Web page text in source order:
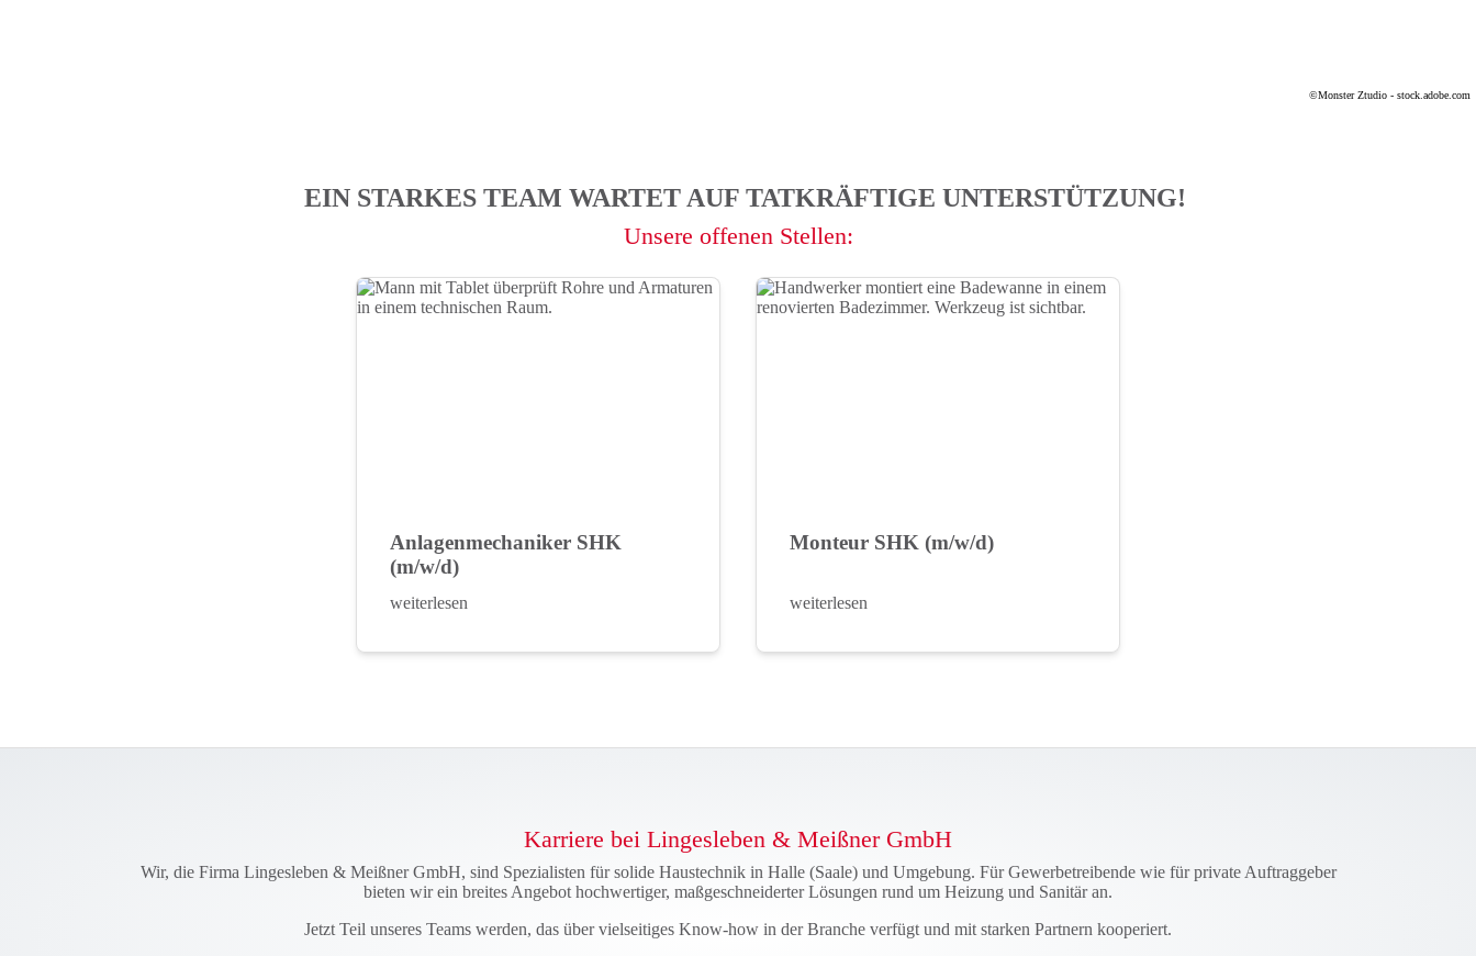
©Monster Ztudio - stock.adobe.com
EIN STARKES TEAM WARTET AUF TATKRÄFTIGE UNTERSTÜTZUNG!
Unsere offenen Stellen:
Anlagenmechaniker SHK
(m/w/d)
weiterlesen
Monteur SHK (m/w/d)
weiterlesen
Karriere bei Lingesleben & Meißner GmbH
Wir, die Firma Lingesleben & Meißner GmbH, sind Spezialisten für solide Haustechnik in Halle (Saale) und Umgebung. Für Gewerbetreibende wie für private Auftraggeber
bieten wir ein breites Angebot hochwertiger, maßgeschneiderter Lösungen rund um Heizung und Sanitär an.
Jetzt Teil unseres Teams werden, das über vielseitiges Know-how in der Branche verfügt und mit starken Partnern kooperiert.